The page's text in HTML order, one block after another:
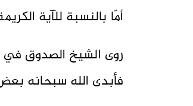
أمّا بالنسبة للآية
فأبدى الله سبحانه